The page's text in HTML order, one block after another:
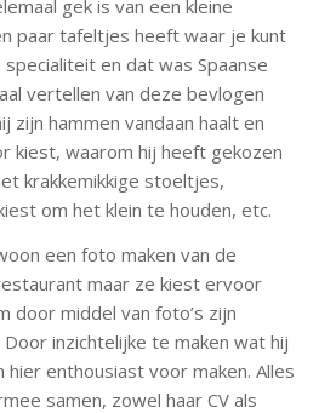
gek is van een kleine
paar tafeltjes heeft waar je kunt
en dat was Spaanse
vertellen van deze bevlogen
zijn hammen vandaan haalt en
kiest, waarom hij heeft gekozen
krakkemikkige stoeltjes,
om het klein te houden, etc.
een foto maken van de
maar ze kiest ervoor
door middel van foto’s zijn
inzichtelijke te maken wat hij
enthousiast voor maken. Alles
samen, zowel haar CV als